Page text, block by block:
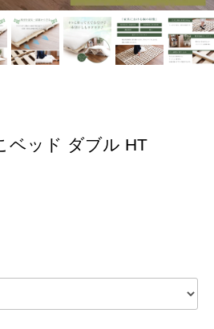
ベッド ダブル HT